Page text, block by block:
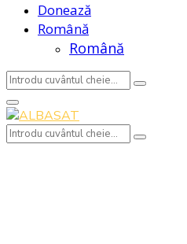
Donează
Română
Română
Search
for:
Search
Primary
Menu
Search
Search